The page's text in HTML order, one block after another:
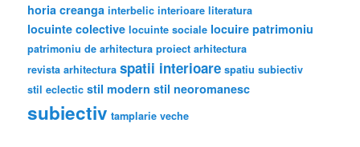
horia creanga interbelic interioare literatura
locuinte colective locuinte sociale locuire patrimoniu
patrimoniu de arhitectura proiect arhitectura
revista arhitectura spatii interioare spatiu subiectiv
stil eclectic stil modern stil neoromanesc
subiectiv tamplarie veche